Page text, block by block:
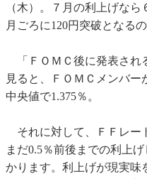
（木）。７月の利上げな
月ごろに120円突破となるの
「ＦＯＭＣ後に発表され
見ると、ＦＯＭＣメンバー
中央値で1.375％。
それに対して、ＦＦレー
まだ0.5％前後までの利上
かります。利上げが現実味